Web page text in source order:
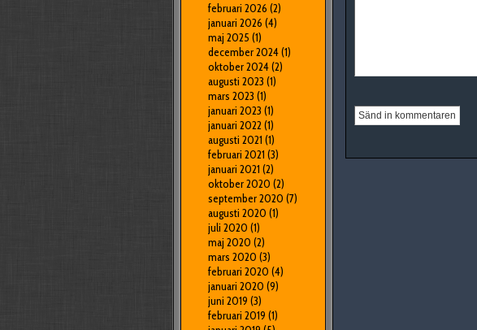
februari 2026 (2)
januari 2026 (4)
maj 2025 (1)
december 2024(1)
oktober 2024(2)
augusti 2023 (1)
mars 2023 (1)
januari 2023 (1)
januari 2022 (1)
augusti 2021 (1)
februari 2021 (3)
januari 2021 (2)
oktober 2020 (2)
september 2020 (7)
augusti 2020 (1)
juli 2020 (1)
maj 2020 (2)
mars 2020 (3)
februari 2020 (4)
januari 2020 (9)
juni 2019 (3)
februari 2019 (1)